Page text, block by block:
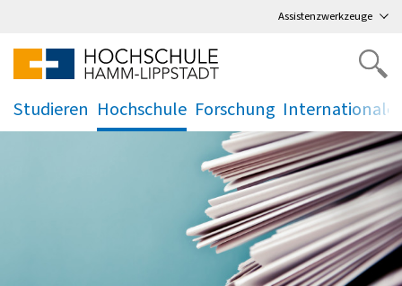
Assistenzwerkzeuge
Studieren
.
Hochschule
.
Forschung
. .